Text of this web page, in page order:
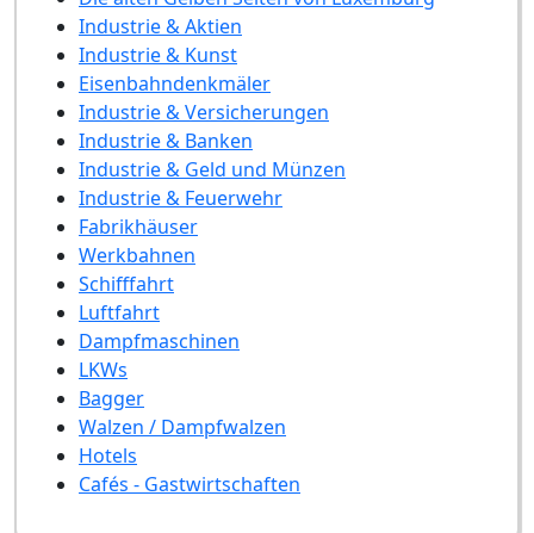
Industrie & Aktien
Industrie & Kunst
Eisenbahndenkmäler
Industrie & Versicherungen
Industrie & Banken
Industrie & Geld und Münzen
Industrie & Feuerwehr
Fabrikhäuser
Werkbahnen
Schifffahrt
Luftfahrt
Dampfmaschinen
LKWs
Bagger
Walzen / Dampfwalzen
Hotels
Cafés - Gastwirtschaften